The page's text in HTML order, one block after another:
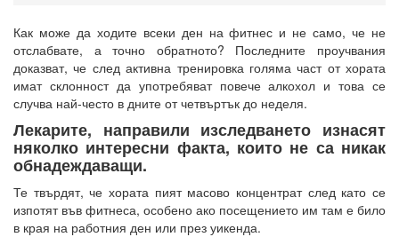
Как може да ходите всеки ден на фитнес и не само, че не
отслабвате, а точно обратното? Последните проучвания
доказват, че след активна тренировка голяма част от хората
имат склонност да употребяват повече алкохол и това се
случва най-често в дните от четвъртък до неделя.
Лекарите, направили изследването изнасят
няколко интересни факта, които не са никак
обнадеждаващи.
Те твърдят, че хората пият масово концентрат след като се
изпотят във фитнеса, особено ако посещението им там е било
в края на работния ден или през уикенда.